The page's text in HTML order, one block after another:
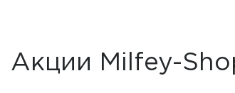
Акции Milfey-